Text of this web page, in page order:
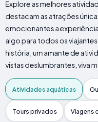
Explore as melhores
destacam as atrações
emocionantes a
algo para todos os
história, um amante de
vistas deslumbrantes, viva
Atividades aquáticas
Tours privados Viagens